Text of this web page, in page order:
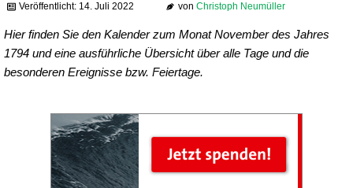
Veröffentlicht: 14. Juli 2022 von Christoph Neumüller
Hier finden Sie den Kalender zum Monat November des Jahres
1794 und eine ausführliche Übersicht über alle Tage und die
besonderen Ereignisse bzw. Feiertage.